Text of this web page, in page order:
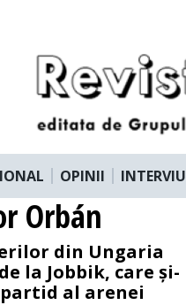
OPINII INTERVIU
Orbán
din Ungaria
la Jobbik, care și-
al arenei